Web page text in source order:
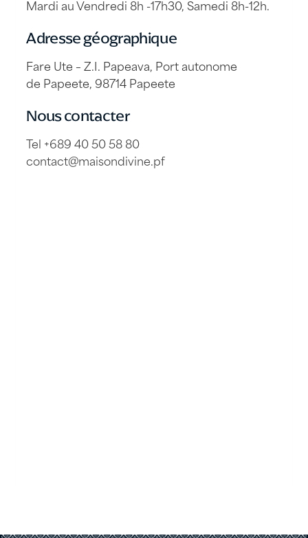
Mardi au Vendredi 8h -17h30, Samedi 8h-12h.
Adresse géographique
Fare Ute – Z.I. Papeava, Port autonome
de Papeete, 98714 Papeete
Nous contacter
Tel +689 40 50 58 80
contact@maisondivine.pf